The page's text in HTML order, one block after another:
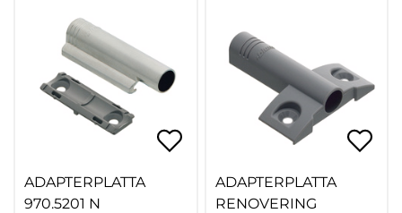
ADAPTERPLATTA
970.5201 N
ADAPTERPLATTA
RENOVERING